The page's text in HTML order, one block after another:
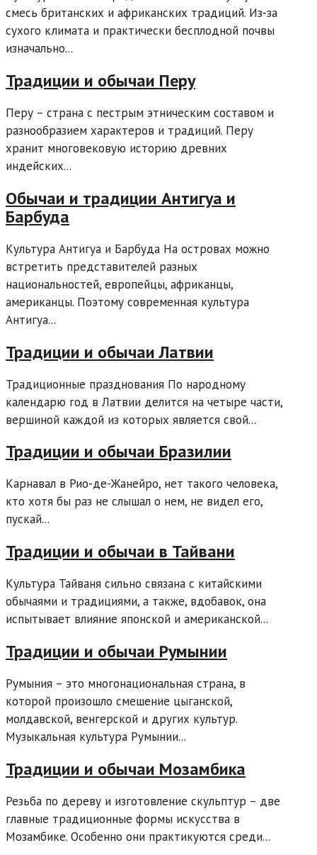
смесь британских и африканских традиций. Из-за
сухого климата и практически бесплодной почвы
изначально...
Традиции и обычаи Перу
Перу – страна с пестрым этническим составом и
разнообразием характеров и традиций. Перу
хранит многовековую историю древних
индейских...
Обычаи и традиции Антигуа и
Барбуда
Культура Антигуа и Барбуда На островах можно
встретить представителей разных
национальностей, европейцы, африканцы,
американцы. Поэтому современная культура
Антигуа...
Традиции и обычаи Латвии
Традиционные празднования По народному
календарю год в Латвии делится на четыре части,
вершиной каждой из которых является свой...
Традиции и обычаи Бразилии
Карнавал в Рио-де-Жанейро, нет такого человека,
кто хотя бы раз не слышал о нем, не видел его,
пускай...
Традиции и обычаи в Тайвани
Культура Тайваня сильно связана с китайскими
обычаями и традициями, а также, вдобавок, она
испытывает влияние японской и американской...
Традиции и обычаи Румынии
Румыния – это многонациональная страна, в
которой произошло смешение цыганской,
молдавской, венгерской и других культур.
Музыкальная культура Румынии...
Традиции и обычаи Мозамбика
Резьба по дереву и изготовление скульптур – две
главные традиционные формы искусства в
Мозамбике. Особенно они практикуются среди...